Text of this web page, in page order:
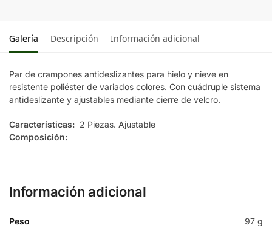
Galería Descripción Información adicional
Par de crampones antideslizantes para hielo y nieve en
resistente poliéster de variados colores. Con cuádruple sistema
antideslizante y ajustables mediante cierre de velcro.
Características: 2 Piezas. Ajustable
Composición:
Información adicional
Peso 97 g